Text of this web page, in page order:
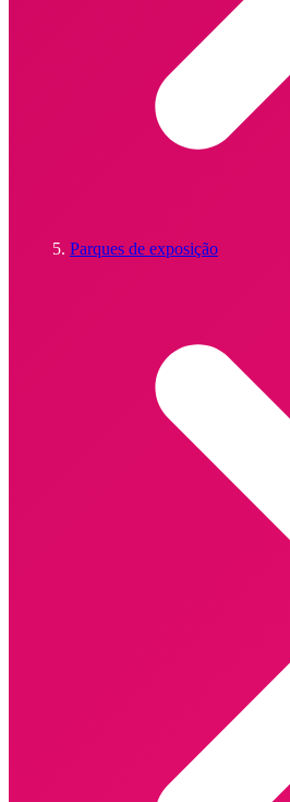
Parques de exposição